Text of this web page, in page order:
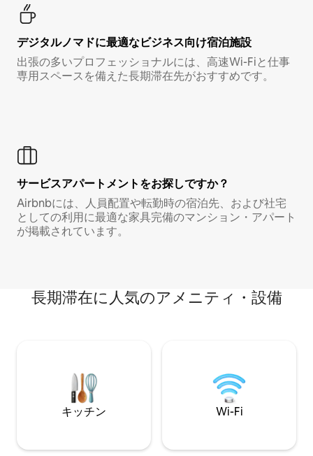
デジタルノマド⁠に最⁠適⁠なビ⁠ジ⁠ネ⁠ス⁠向⁠け宿⁠泊⁠施⁠設
出張の多いプロフェッショナルには、高速Wi-Fiと仕事
専用スペースを備えた長期滞在先がおすすめです。
サービスアパートメントをお探しですか？
Airbnbには、人員配置や転勤時の宿泊先、および社宅
としての利用に最適な家具完備のマンション・アパート
が掲載されています。
長期滞在に人気のアメニティ・設備
キッチン Wi-Fi